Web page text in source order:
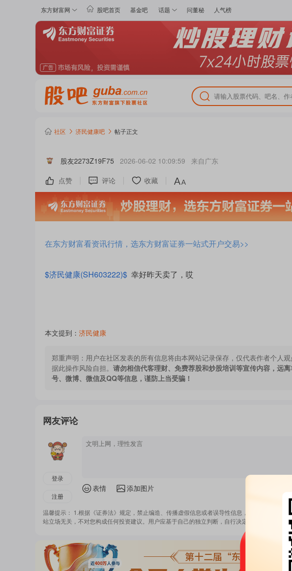
东方财富网 股吧首页 基金吧 话题 问董秘 人气榜
社区 济民健康吧 帖子正文
股友2273Z19F75 2026-06-02 10:09:59 来自广东
点赞
评论 收藏
在东方财富看资讯行情，选东方财富证券一站式开户交易>>
$济民健康(SH603222)$ 幸好昨天卖了，哎
本文提到： 济民健康
郑重声明： 用户在社区发表的所有信息将由本网站记录保存，仅代表作者个人
据此操作风险自担。 请勿相信代客理财、免费荐股和炒股培训等宣传内容，远
号、微博、微信及QQ等信息，谨防上当受骗！
网友评论
登录
注册
表情 添加图片
温馨提示： 1.根据《证券法》规定，禁止编造、传播虚假信息或者误导性信息，扰乱证券市场
站立场无关，不对您构成任何投资建议。用户应基于自己的独立判断，自行决定证券投资并承担